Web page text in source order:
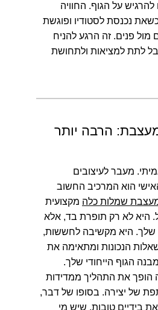
על הגוף. החוויה
נכנסת לסטודיו ופוגשת
מול פנים. זה הרגע להניח
לתת למציאות ולתחושת
הרבה יותר
מעבר לעיצובים
הוא המרכיב החשוב
שמלות כלה מקצועית
היא לא רק תופרת בד, אלא
שלך. היא מקשיבה לחששות,
הנכונות ומתאימה את
הגוף הייחודי שלך.
הופך את התהליך ממדידות
של יצירה. בסופו של דבר,
בידיים טובות, שיש מי